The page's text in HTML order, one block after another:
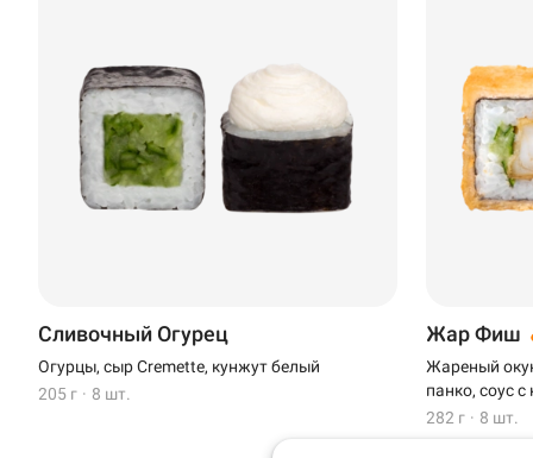
Сливочный Огурец
Огурцы, сыр Cremette, кунжут белый
205 г · 8 шт.
Жар Фиш
Жареный
панко, соус
282 г · 8 шт.
Выбрать ресторан